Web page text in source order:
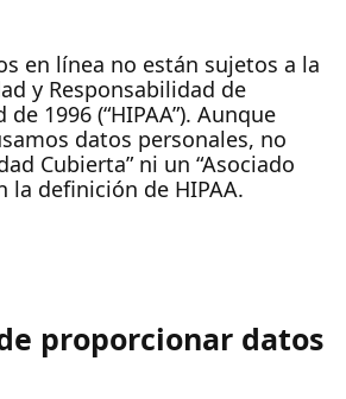
en línea no están sujetos a la
y Responsabilidad de
1996 (“HIPAA”). Aunque
datos personales, no
Cubierta” ni un “Asociado
la definición de HIPAA.
proporcionar datos